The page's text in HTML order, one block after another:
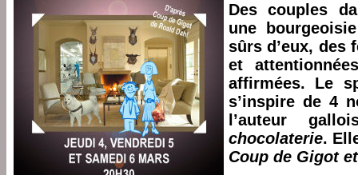
Des couples
une
sûrs d’eux, des
et
affirmées. Le
s’inspire de 4
l’auteur
chocolaterie.
Coup de Gigot